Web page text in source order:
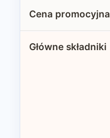
Cena promocyjna
Główne składniki